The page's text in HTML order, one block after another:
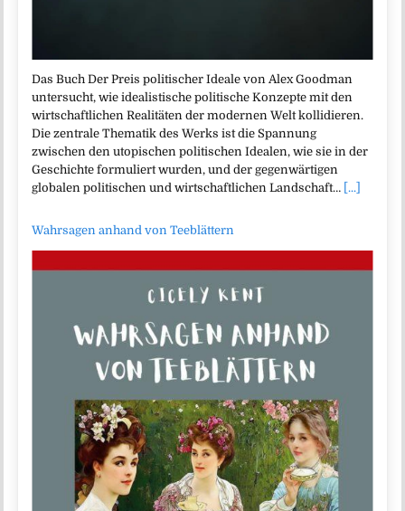
Das Buch Der Preis politischer Ideale von Alex Goodman
untersucht, wie idealistische politische Konzepte mit den
wirtschaftlichen Realitäten der modernen Welt kollidieren.
Die zentrale Thematik des Werks ist die Spannung
zwischen den utopischen politischen Idealen, wie sie in der
Geschichte formuliert wurden, und der gegenwärtigen
globalen politischen und wirtschaftlichen Landschaft… [...]
Wahrsagen anhand von Teeblättern